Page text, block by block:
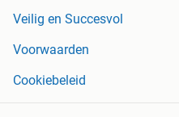
Veilig en Succesvol
Voorwaarden
Cookiebeleid